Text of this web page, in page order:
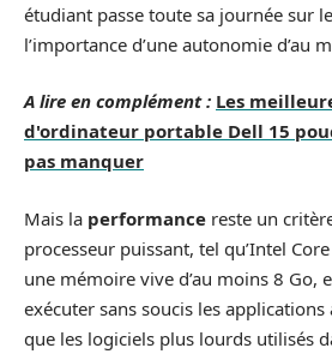
étudiant passe toute sa journée sur
l’importance d’une autonomie d’au
A lire en complément : Les
d'ordinateur portable Dell 15
pas manquer
Mais la performance reste un
processeur puissant, tel qu’Intel
une mémoire vive d’au moins 8 Go,
exécuter sans soucis les applications
que les logiciels plus lourds utilisés